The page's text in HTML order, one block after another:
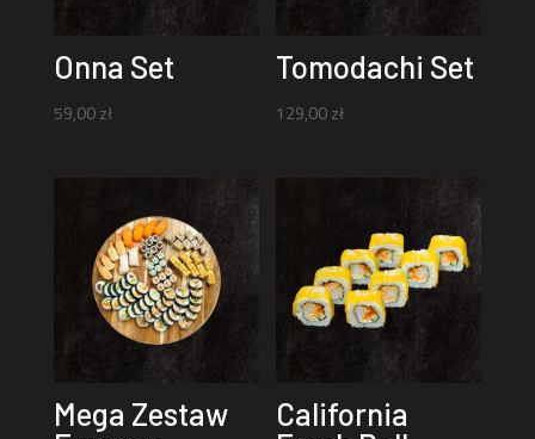
Onna Set
59,00zł
Tomodachi Set
129,00zł
Mega Zestaw
California